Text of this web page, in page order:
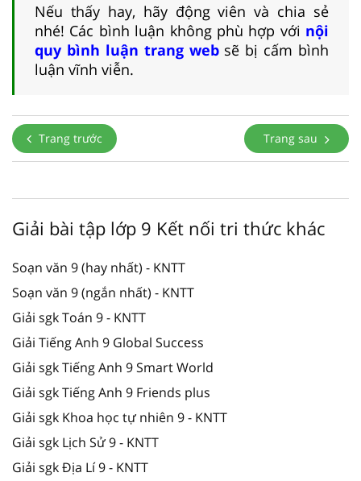
Nếu thấy hay, hãy động viên và chia sẻ
nhé! Các bình luận không phù hợp với nội
quy bình luận trang websẽ bị cấm bình
luận vĩnh viễn.
Trang trước Trang sau
Giải bài tập lớp 9 Kết nối tri thức khác
Soạn văn 9 (hay nhất) - KNTT
Soạn văn 9 (ngắn nhất) - KNTT
Giải sgk Toán 9 - KNTT
Giải Tiếng Anh 9 Global Success
Giải sgk Tiếng Anh 9 Smart World
Giải sgk Tiếng Anh 9 Friends plus
Giải sgk Khoa học tự nhiên 9 - KNTT
Giải sgk Lịch Sử 9 - KNTT
Giải sgk Địa Lí 9 - KNTT